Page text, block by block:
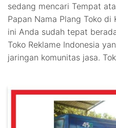
sedang mencari Tempat
Papan Nama Plang Toko di
ini Anda sudah tepat
Toko Reklame Indonesia
jaringan komunitas jasa.